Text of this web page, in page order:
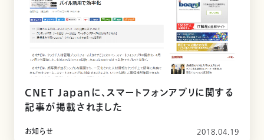
CNET Japanに、スマートフォンアプリに関する
記事が掲載されました
お知らせ 2018.04.19